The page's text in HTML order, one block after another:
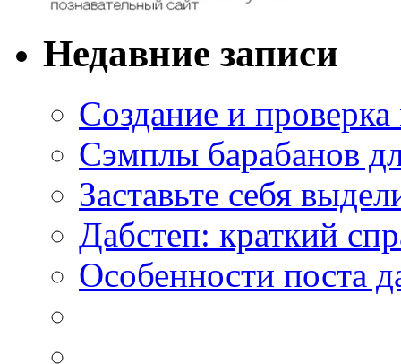
Недавние записи
Создание и
Сэмплы барабанов
Заставьте себя
Дабстеп: краткий
Особенности поста